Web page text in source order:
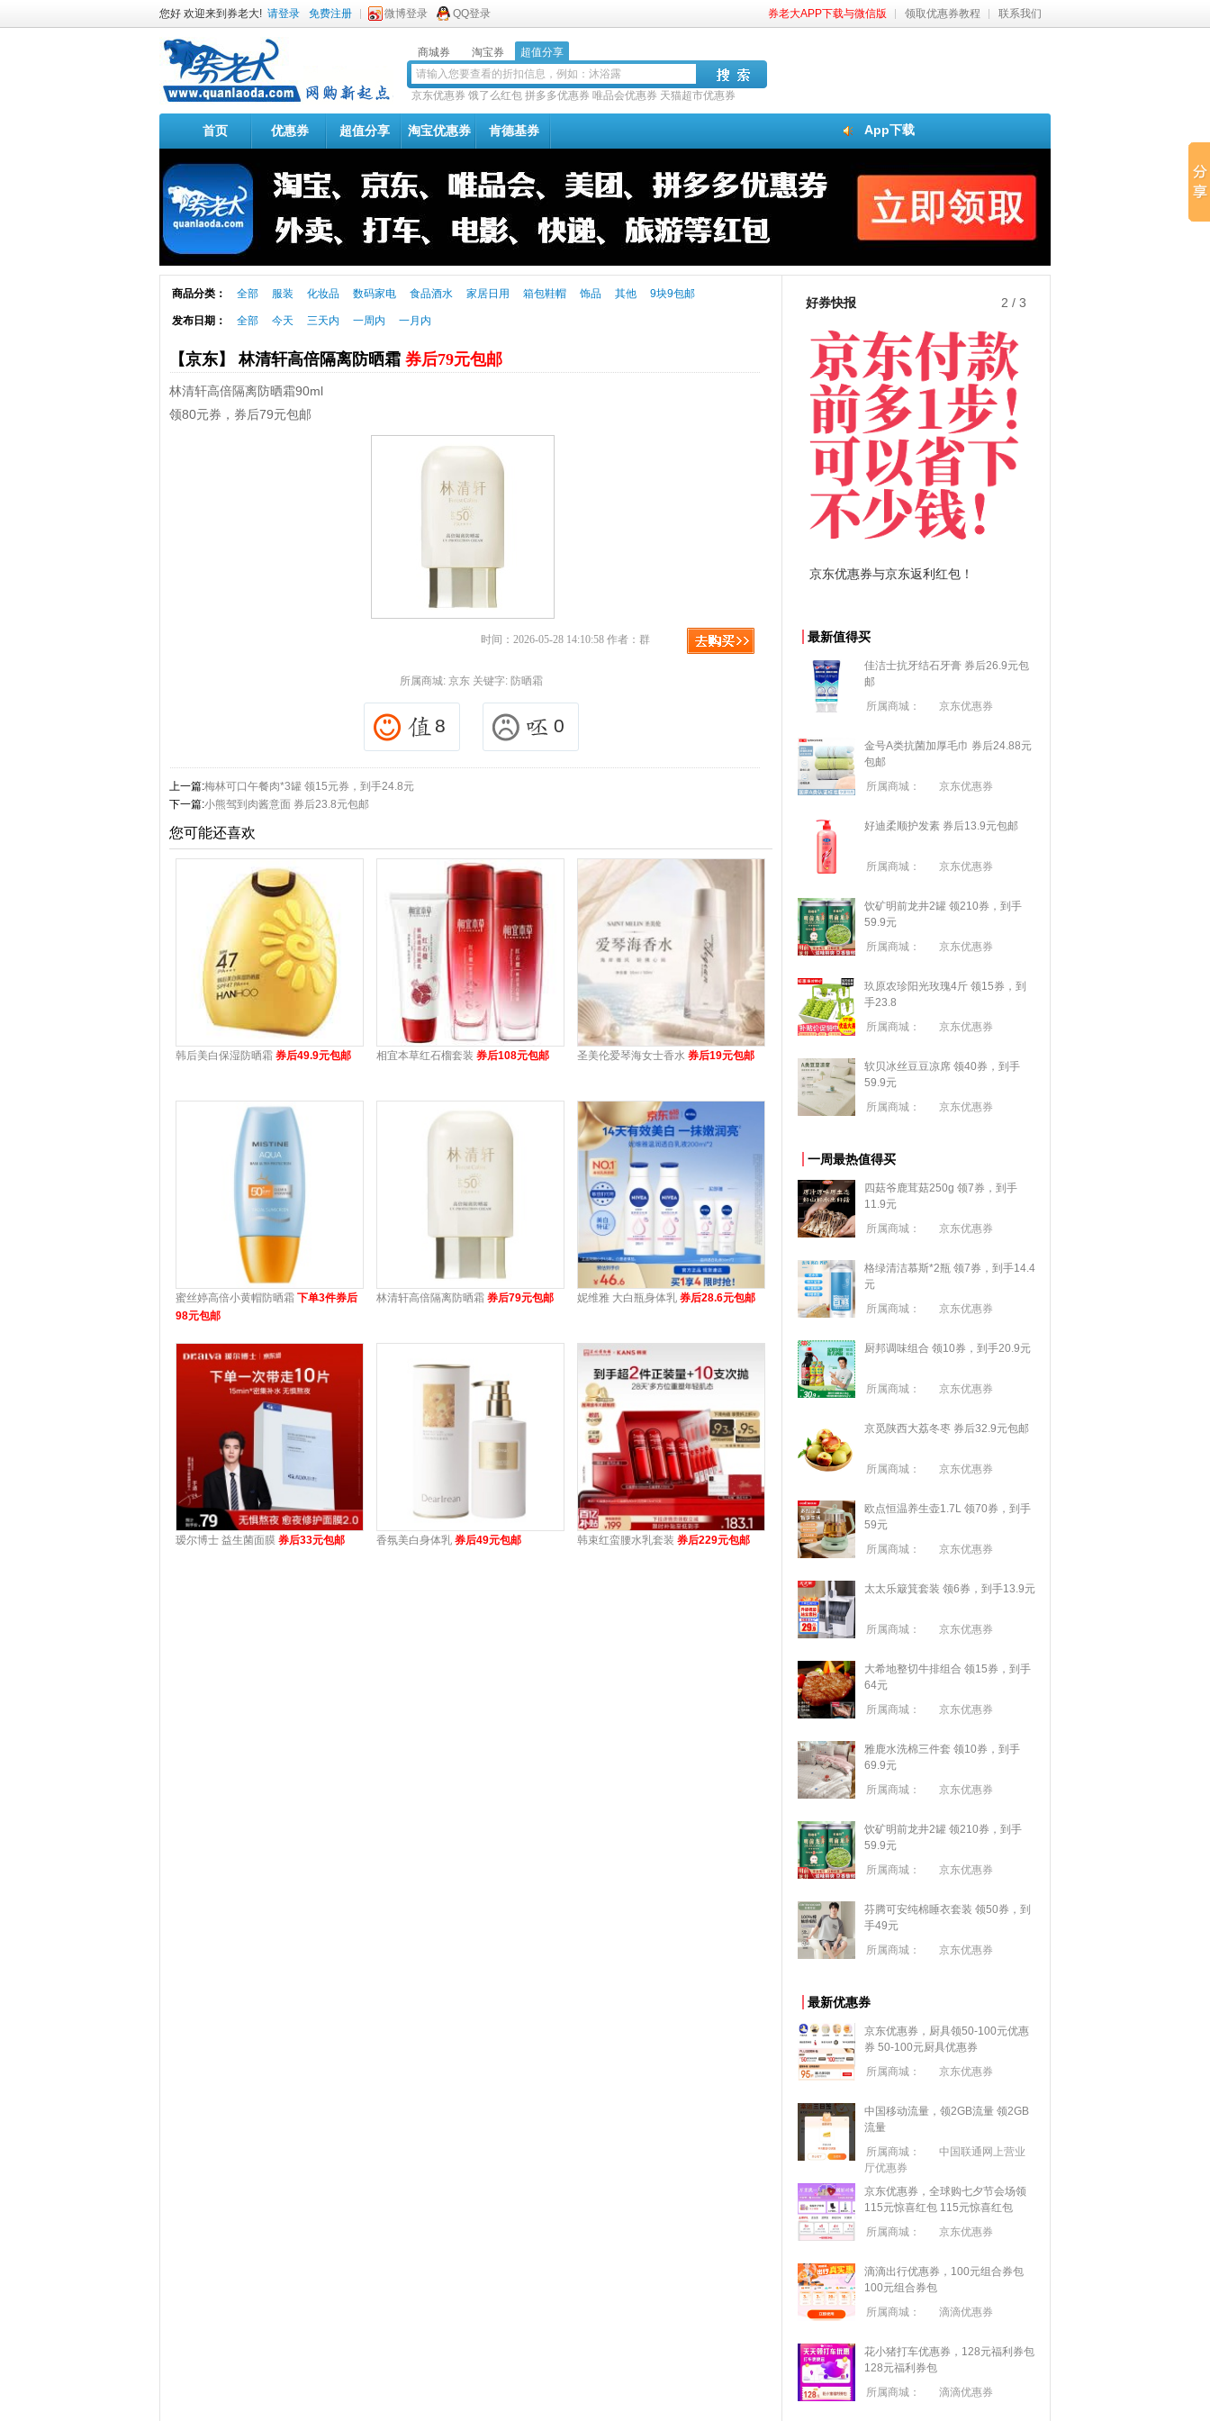
您好 欢迎来到券老大! 请登录 免费注册 微博登录 QQ登录 券老大APP下载与微信版 领取优惠券教程 联系我们
商城券 淘宝券 超值分享
京东优惠券 饿了么红包 拼多多优惠券 唯品会优惠券 天猫超市优惠券
App下载
首页 优惠券 超值分享 淘宝优惠券 肯德基券
商品分类： 全部 服装 化妆品 数码家电 食品酒水 家居日用 箱包鞋帽 饰品 其他 9块9包邮
发布日期： 全部 今天 三天内 一周内 一月内
【京东】 林清轩高倍隔离防晒霜 券后79元包邮
林清轩高倍隔离防晒霜90ml
领80元券，券后79元包邮
时间：2026-05-28 14:10:58 作者：群
所属商城: 京东关键字: 防晒霜
8 0
上一篇:梅林可口午餐肉*3罐 领15元券，到手24.8元
下一篇:小熊驾到肉酱意面 券后23.8元包邮
您可能还喜欢
韩后美白保湿防晒霜 券后49.9元包邮 相宜本草红石榴套装 券后108元包邮 圣美伦爱琴海女士香水 券后19元包邮
蜜丝婷高倍小黄帽防晒霜 下单3件券后
98元包邮
林清轩高倍隔离防晒霜 券后79元包邮 妮维雅 大白瓶身体乳 券后28.6元包邮
瑷尔博士 益生菌面膜 券后33元包邮 香氛美白身体乳 券后49元包邮 韩束红蛮腰水乳套装 券后229元包邮
好券快报 3 / 3
拼多多优惠券+拼多多返利
最新值得买
佳洁士抗牙结石牙膏 券后26.9元包
邮
所属商城：
京东优惠券
金号A类抗菌加厚毛巾 券后24.88元
包邮
所属商城：
京东优惠券
好迪柔顺护发素 券后13.9元包邮
所属商城： 京东优惠券
饮矿明前龙井2罐 领210券，到手
59.9元
所属商城：
京东优惠券
玖原农珍阳光玫瑰4斤 领15券，到
手23.8
所属商城：
京东优惠券
软贝冰丝豆豆凉席 领40券，到手
59.9元
所属商城：
京东优惠券
一周最热值得买
四菇爷鹿茸菇250g 领7券，到手
11.9元
所属商城：
京东优惠券
格绿清洁慕斯*2瓶 领7券，到手14.4
元
所属商城：
京东优惠券
厨邦调味组合 领10券，到手20.9元
所属商城： 京东优惠券
京觅陕西大荔冬枣 券后32.9元包邮
所属商城： 京东优惠券
欧点恒温养生壶1.7L 领70券，到手
59元
所属商城：
京东优惠券
太太乐簸箕套装 领6券，到手13.9元
所属商城： 京东优惠券
大希地整切牛排组合 领15券，到手
64元
所属商城：
京东优惠券
雅鹿水洗棉三件套 领10券，到手
69.9元
所属商城：
京东优惠券
饮矿明前龙井2罐 领210券，到手
59.9元
所属商城：
京东优惠券
芬腾可安纯棉睡衣套装 领50券，到
手49元
所属商城：
京东优惠券
最新优惠券
京东优惠券，厨具领50-100元优惠
券 50-100元厨具优惠券
所属商城：
京东优惠券
中国移动流量，领2GB流量 领2GB
流量
所属商城：
中国联通网上营业
厅优惠券
京东优惠券，全球购七夕节会场领
115元惊喜红包 115元惊喜红包
所属商城：
京东优惠券
滴滴出行优惠券，100元组合券包
100元组合券包
所属商城：
滴滴优惠券
花小猪打车优惠券，128元福利券包
128元福利券包
所属商城：
滴滴优惠券